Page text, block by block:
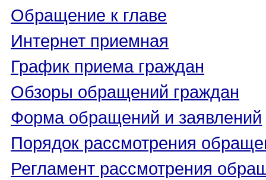
Обращение к главе
Интернет приемная
График приема граждан
Обзоры обращений граждан
Форма обращений и заявлений
Порядок рассмотрения
Регламент рассмотрения